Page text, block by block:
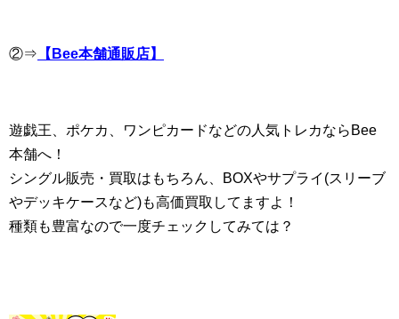
②⇒ 【Bee本舗通販店】
遊戯王、ポケカ、ワンピカードなどの人気トレカならBee
本舗へ！
シングル販売・買取はもちろん、BOXやサプライ(スリーブ
やデッキケースなど)も高価買取してますよ！
種類も豊富なので一度チェックしてみては？